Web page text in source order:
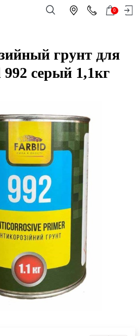
0
грунт для
серый 1,1кг